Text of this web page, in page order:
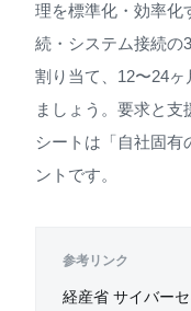
理を標準化・効率化
続・システム接続
割り当て、12〜24
ましょう。要求と支
シートは「自社固有
ントです。
参考リンク
経産省 サイバー